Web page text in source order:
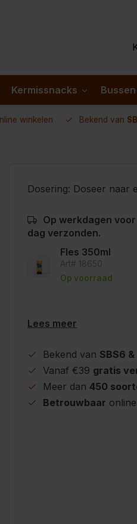
Kermissnacks
winkelen Bekend van
Dosering: Doseer naar
Op werkdagen
dag verzonden.
Fles 350ml
Art# 18650
Op voorraad
Lees meer
Bekend van SBS6
Vanaf €39 gratis
Meer dan 450
Betrouwbaar